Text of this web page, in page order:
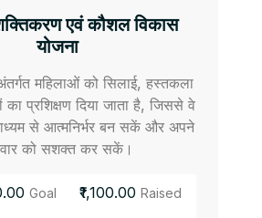
एवं कौशल विकास
योजना
महिलाओं को सिलाई, हस्तकला
प्रशिक्षण दिया जाता है, जिससे वे
से आत्मनिर्भर बन सकें और अपने
को सशक्त कर सकें।
Goal ₹1,100.00 Raised